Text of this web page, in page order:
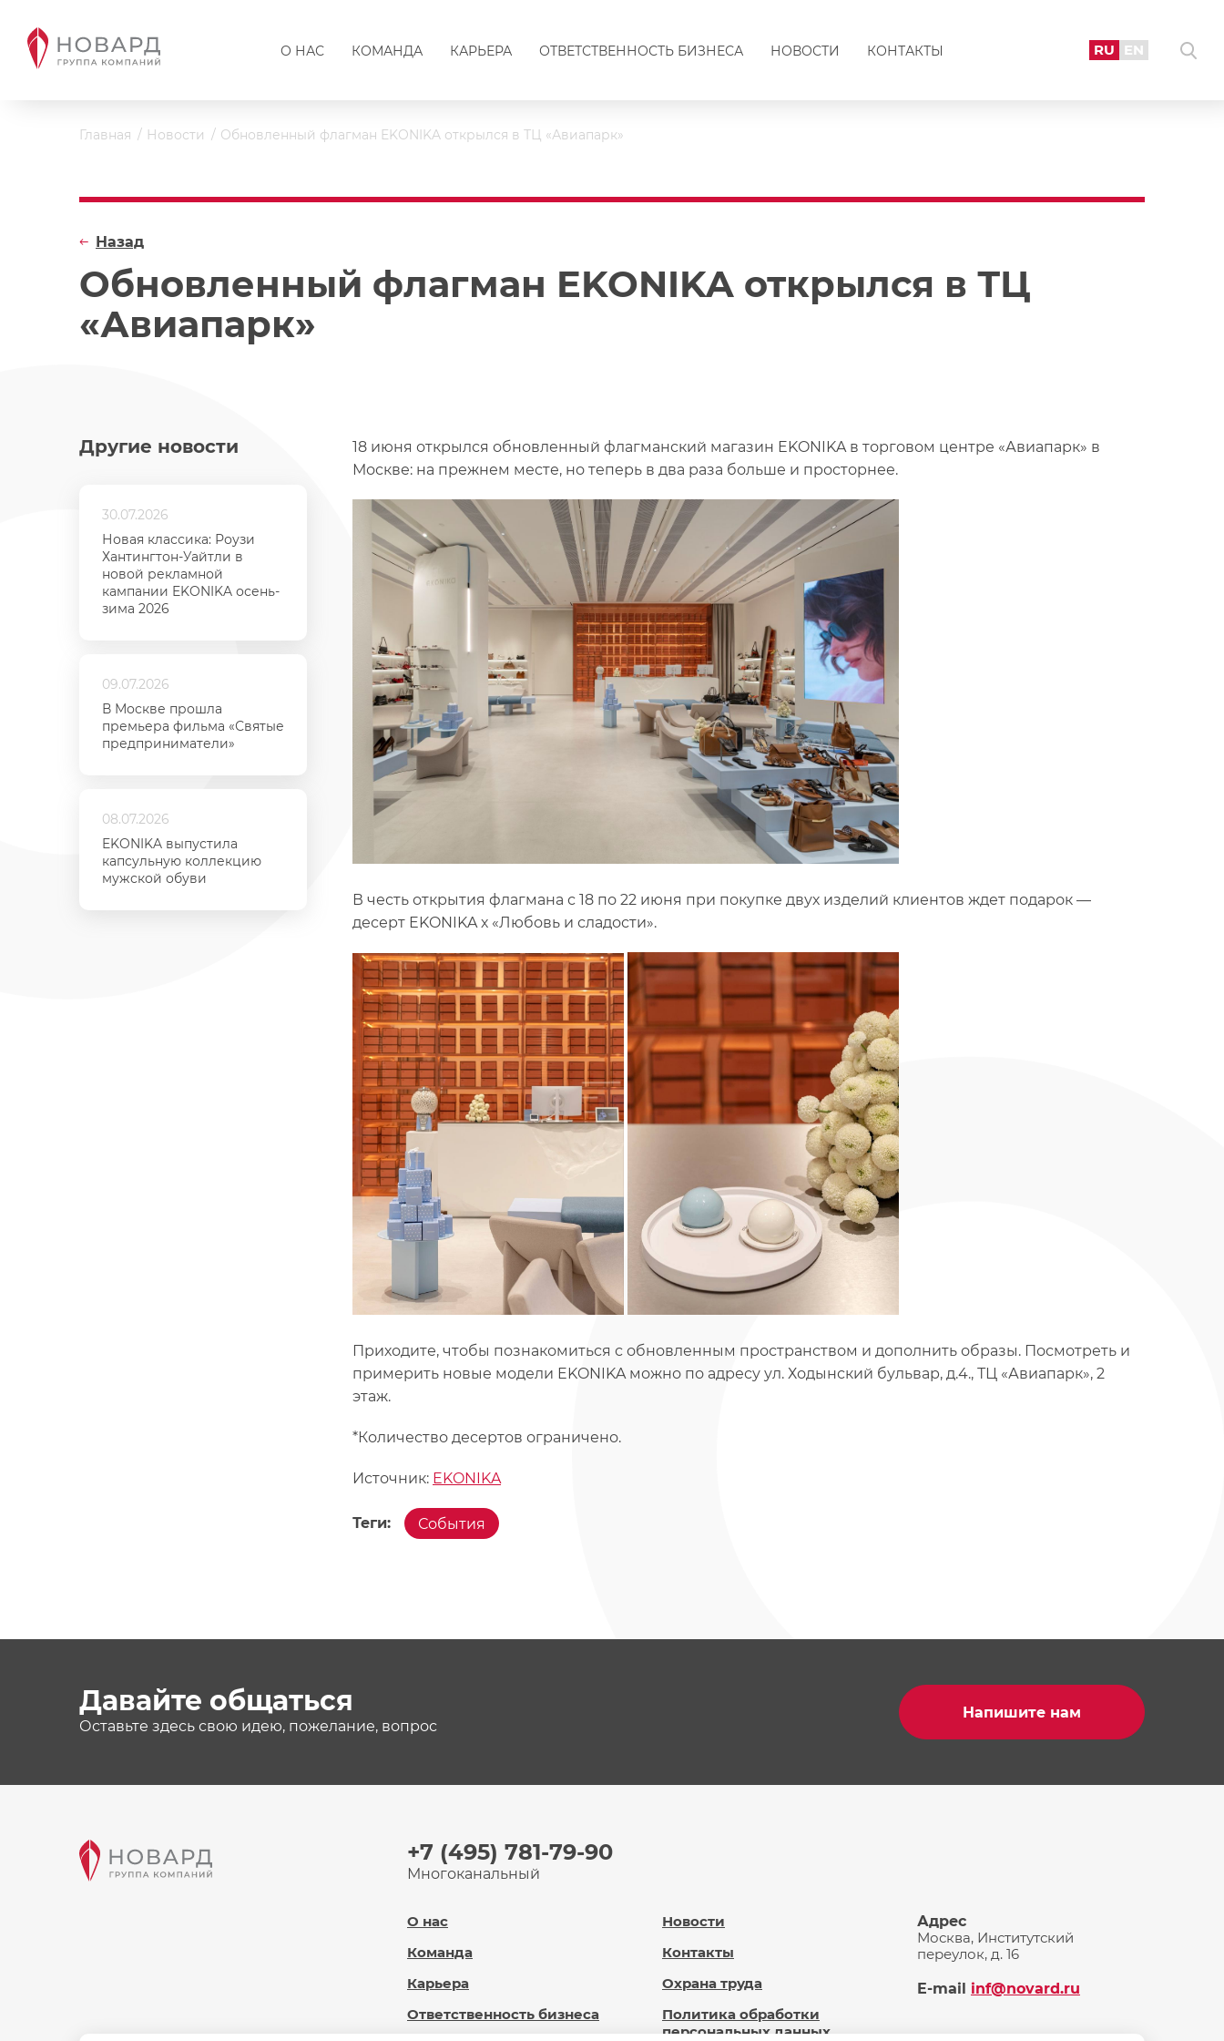
О НАС КОМАНДА КАРЬЕРА ОТВЕТСТВЕННОСТЬ БИЗНЕСА НОВОСТИ КОНТАКТЫ RU EN
Главная Новости Обновленный флагман EKONIKA открылся в ТЦ «Авиапарк»
Обновленный флагман EKONIKA открылся в ТЦ
«Авиапарк»
Назад
Другие новости
30.07.2026
Новая классика: Роузи
Хантингтон-Уайтли в
новой рекламной
кампании EKONIKA осень-
зима 2026
09.07.2026
В Москве прошла
премьера фильма «Святые
предприниматели»
08.07.2026
EKONIKA выпустила
капсульную коллекцию
мужской обуви
18 июня открылся обновленный флагманский магазин EKONIKA в торговом центре «Авиапарк» в
Москве: на прежнем месте, но теперь в два раза больше и просторнее.
В честь открытия флагмана с 18 по 22 июня при покупке двух изделий клиентов ждет подарок —
десерт EKONIKA х «Любовь и сладости».
Приходите, чтобы познакомиться с обновленным пространством и дополнить образы. Посмотреть и
примерить новые модели EKONIKA можно по адресу ул. Ходынский бульвар, д.4., ТЦ «Авиапарк», 2
этаж.
*Количество десертов ограничено.
Источник: EKONIKA
Теги: События
Давайте общаться
Оставьте здесь свою идею, пожелание, вопрос
Напишите нам
+7 (495) 781-79-90
Многоканальный
О нас
Команда
Карьера
Ответственность бизнеса
Новости
Контакты
Охрана труда
Политика обработки
персональных данных
Адрес
Москва, Институтский
переулок, д. 16
E-mail inf@novard.ru